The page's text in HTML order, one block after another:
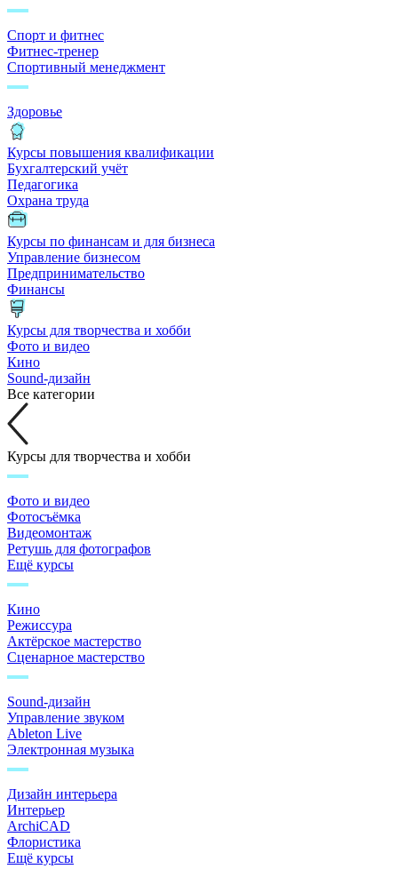
Спорт и фитнес
Фитнес-тренер
Спортивный менеджмент
Здоровье
Курсы повышения квалификации
Бухгалтерский учёт
Педагогика
Охрана труда
Курсы по финансам и для бизнеса
Управление бизнесом
Предпринимательство
Финансы
Курсы для творчества и хобби
Фото и видео
Кино
Sound-дизайн
Все категории
Курсы для творчества и хобби
Фото и видео
Фотосъёмка
Видеомонтаж
Ретушь для фотографов
Ещё курсы
Кино
Режиссура
Актёрское мастерство
Сценарное мастерство
Sound-дизайн
Управление звуком
Ableton Live
Электронная музыка
Дизайн интерьера
Интерьер
ArchiCAD
Флористика
Ещё курсы